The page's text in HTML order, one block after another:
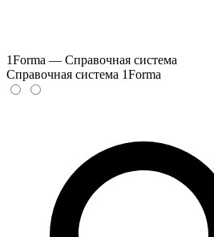
1Forma — Справочная система
Справочная система 1Forma